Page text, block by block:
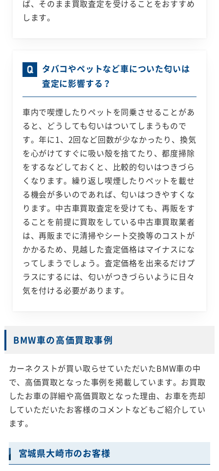
ば、そのまま買取査定を受けることをおすすめ
します。
タバコやペットなど車についた匂いは
査定に影響する？
車内で喫煙したりペットを同乗させることがあ
ると、どうしても匂いはついてしまうもので
す。年に1、2回など回数が少なかったり、換気
を心がけてすぐに吸い殻を捨てたり、都度掃除
をするなどしておくと、比較的匂いはつきづら
くなります。繰り返し喫煙したりペットを載せ
る機会が多いのであれば、匂いはつきやすくな
ります。中古車買取査定を受けても、再販をす
ることを前提に買取をしている中古車買取業者
は、再販までに清掃やシート交換等のコストが
かかるため、見越した査定価格はマイナスにな
ってしまうでしょう。査定価格を出来るだけプ
ラスにするには、匂いがつきづらいように日々
気を付ける必要があります。
BMW車の高価買取事例
カーネクストが買い取らせていただいたBMW車の中
で、高価買取となった事例を掲載しています。お買取
したお車の詳細や高価買取となった理由、お車を売却
していただいたお客様のコメントなどもご紹介してい
ます。
宮城県大崎市のお客様